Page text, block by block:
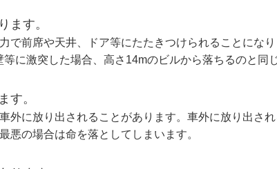
ます。
前席や天井、ドア等にたたきつけられることになり
に激突した場合、高さ14mのビルから落ちるのと同
す。
外に放り出されることがあります。車外に放り出さ
悪の場合は命を落としてしまいます。